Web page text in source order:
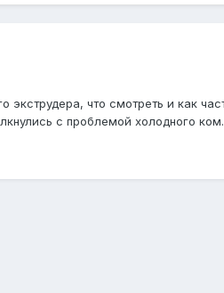
что смотреть и как
с проблемой холодного